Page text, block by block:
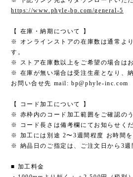
https://www.phyle-bp.com/general-5
【 在庫・納期について 】
※ オンラインストアの在庫数は通常よ
す。
※ ストア在庫数以上をご希望の場合は
※ 在庫が無い場合は受注生産となり、
お問い合せ先 mail:bp@phyle-inc.com
【 コード加工について 】
※ 赤枠内のコード加工範囲をご確認の
※ コード長さは備考欄にてお知らせくだ
※ 加工には別途 2〜3週間程度 お時間を
※ 納品日のご指定は、ご注文日から3週
■ 加工料金